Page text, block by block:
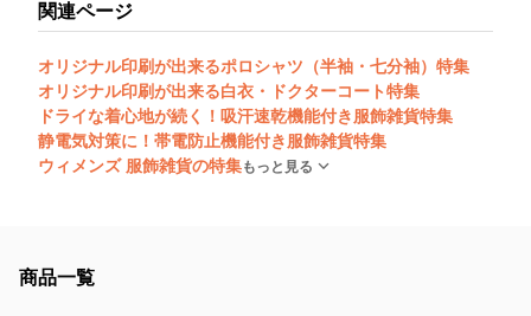
関連ページ
オリジナル印刷が出来るポロシャツ（半袖・七分袖）特集
オリジナル印刷が出来る白衣・ドクターコート特集
ドライな着心地が続く！吸汗速乾機能付き服飾雑貨特集
静電気対策に！帯電防止機能付き服飾雑貨特集
ウィメンズ 服飾雑貨の特集もっと見る
商品一覧